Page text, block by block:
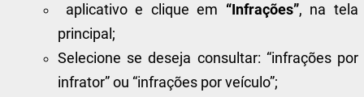
aplicativo e clique em “Infrações”, na tela
principal;
Selecione se deseja consultar: “infrações por
infrator” ou “infrações por veículo”;